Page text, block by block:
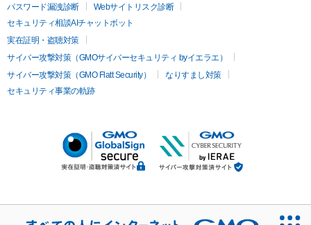
パスワード漏洩診断
Webサイトリスク診断
セキュリティ相談AIチャットボット
実在証明・盗聴対策
サイバー攻撃対策（GMOサイバーセキュリティ byイエラエ）
サイバー攻撃対策（GMO Flatt Security）
なりすまし対策
セキュリティ事業の軌跡